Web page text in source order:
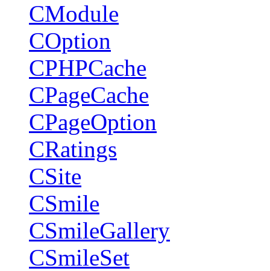
CModule
COption
CPHPCache
CPageCache
CPageOption
CRatings
CSite
CSmile
CSmileGallery
CSmileSet